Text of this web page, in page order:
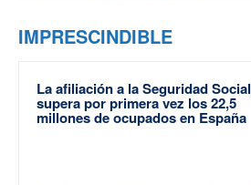
IMPRESCINDIBLE
La afiliación a la Seguridad Social
supera por primera vez los 22,5
millones de ocupados en España